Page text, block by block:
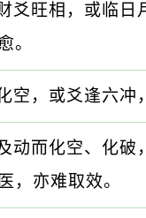
爻旺相，或临
。
空，或爻逢六冲
动而化空、化
，亦难取效。